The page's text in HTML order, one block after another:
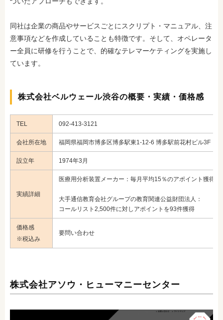
同社は企業の商品やサービスごとにスクリプト・マニュアル、注
意事項などを作成していることも特徴です。そして、オペレータ
ー全員に研修を行うことで、的確なテレマーケティングを実施し
ています。
株式会社ベルウェール渋谷の概要・実績・価格感
TEL 092-413-3121
会社所在地 福岡県福岡市博多区博多駅東1-12-6 博多駅前花村ビル3F・5F
設立年 1974年3月
実績詳細
医療用分析装置メーカー：毎月平均15％のアポイント獲得率
大手通信教育会社グループの教育関連公益財団法人：
コールリスト2,500件に対しアポイントを93件獲得
価格感
※税込み
要問い合わせ
株式会社アソウ・ヒューマニーセンター